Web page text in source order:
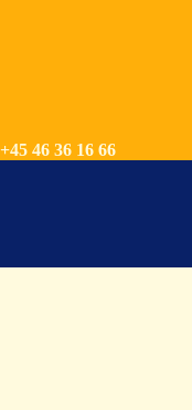
+45 46 36 16 66